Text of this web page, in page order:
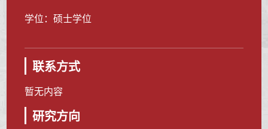
学位：硕士学位
联系方式
暂无内容
研究方向